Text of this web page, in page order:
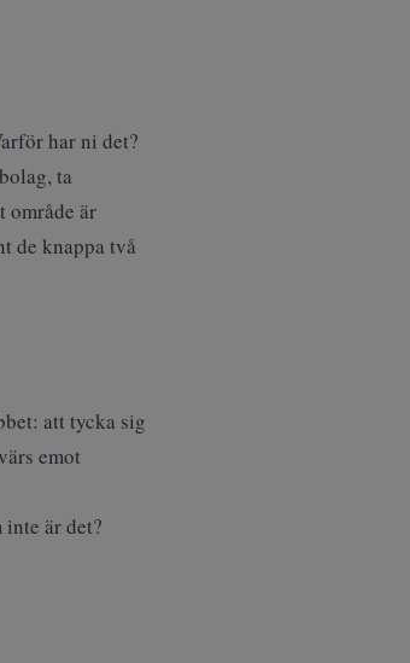
har ni det?
ta
område är
de knappa två
att tycka sig
emot
är det?